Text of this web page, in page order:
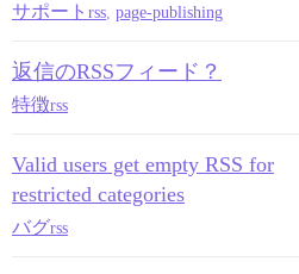
サポート rss page-publishing
返信のRSSフィード？
特徴rss
Valid users get empty RSS for
restricted categories
バグrss